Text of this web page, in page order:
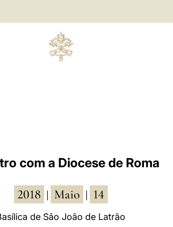
com a Diocese de Roma
2018 Maio 14
de São João de Latrão